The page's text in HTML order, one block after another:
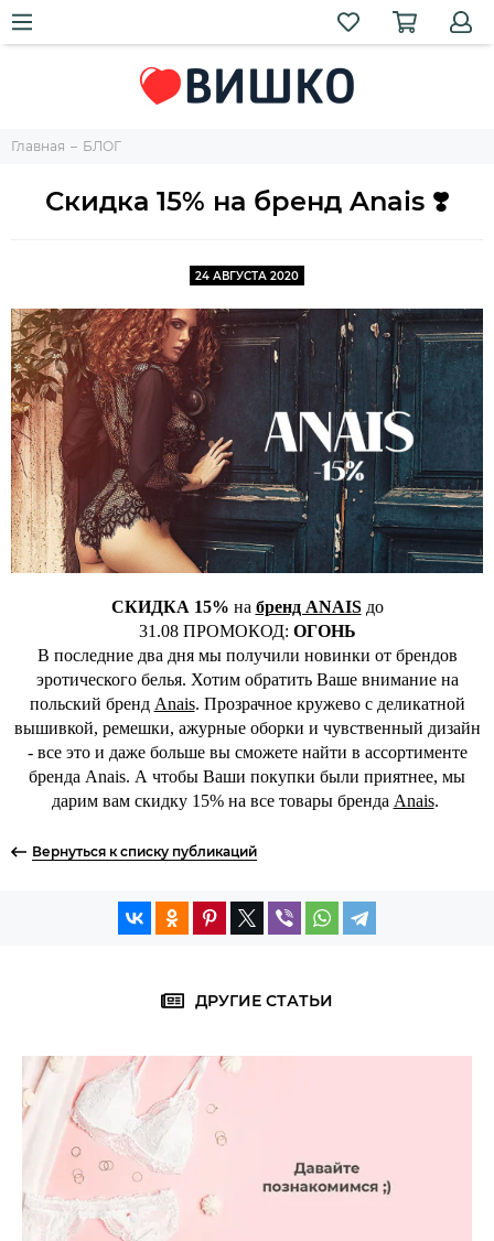
Главная БЛОГ
Скидка 15% на бренд Anais ❣️
24 АВГУСТА 2020
СКИДКА 15% на бренд ANAISдо
31.08 ПРОМОКОД: ОГОНЬ
В последние два дня мы получили новинки от брендов
эротического белья. Хотим обратить Ваше внимание на
польский бренд Anais. Прозрачное кружево с деликатной
вышивкой, ремешки, ажурные оборки и чувственный дизайн
- все это и даже больше вы сможете найти в ассортименте
бренда Anais. А чтобы Ваши покупки были приятнее, мы
дарим вам скидку 15% на все товары бренда Anais.
Вернуться к списку публикаций
ДРУГИЕ СТАТЬИ